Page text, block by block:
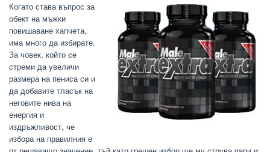
Когато става въпрос за
обект на мъжки
повишаване хапчета,
има много да избирате.
За човек, който се
стреми да увеличи
размера на пениса си и
да добавите тласък на
неговите нива на
енергия и
издръжливост, че
избора на правилния е